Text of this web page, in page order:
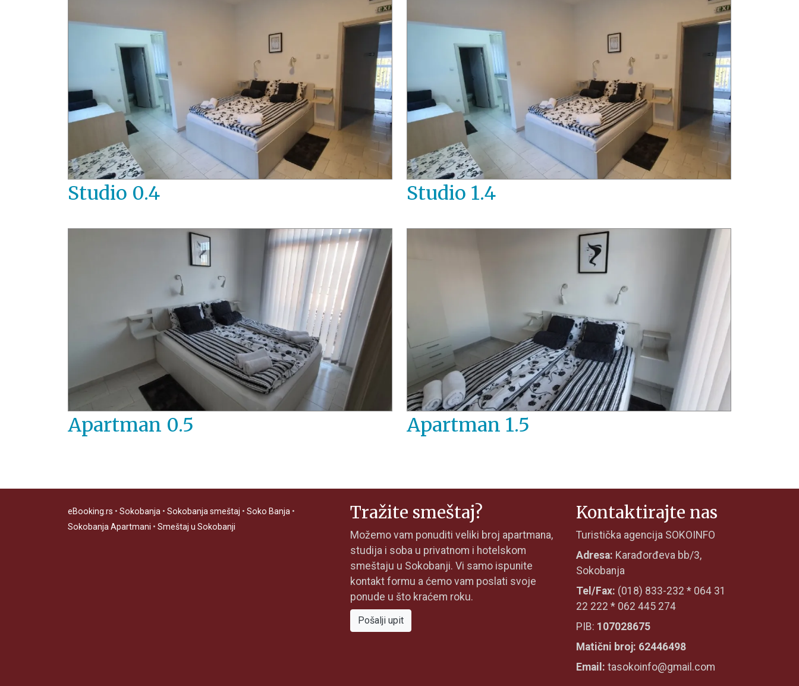
Studio 0.4 Studio 1.4
Apartman 0.5 Apartman 1.5
eBooking.rs • Sokobanja • Sokobanja smeštaj • Soko Banja •
Sokobanja Apartmani • Smeštaj u Sokobanji
Tražite smeštaj?
Možemo vam ponuditi veliki broj apartmana,
studija i soba u privatnom i hotelskom
smeštaju u Sokobanji. Vi samo ispunite
kontakt formu a ćemo vam poslati svoje
ponude u što kraćem roku.
Pošalji upit
Kontaktirajte nas
Turistička agencija SOKOINFO
Adresa: Karađorđeva bb/3,
Sokobanja
Tel/Fax: (018) 833-232 * 064 31
22 222 * 062 445 274
PIB: 107028675
Matični broj: 62446498
Email: tasokoinfo@gmail.com